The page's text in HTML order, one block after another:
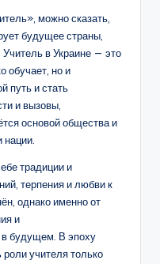
можно сказать,
будущее страны,
в Украине — это
обучает, но и
путь и стать
и вызовы,
основой общества и
традиции и
терпения и любви к
однако именно от
и
в будущем. В эпоху
учителя только